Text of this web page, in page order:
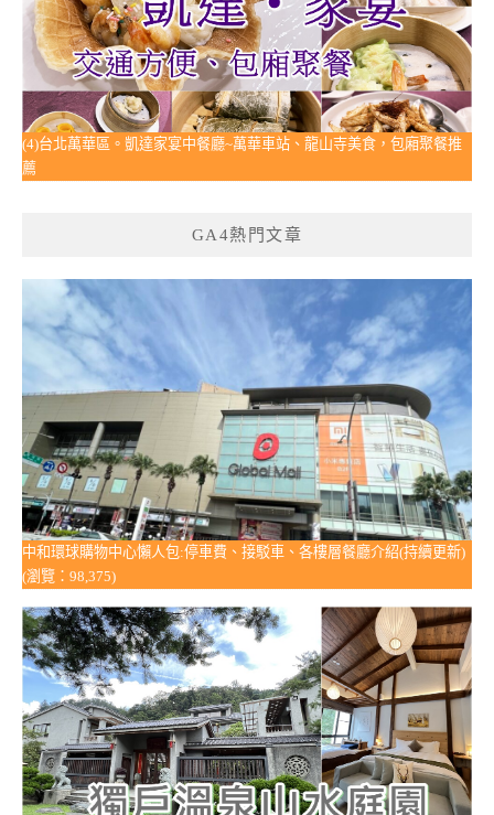
(4)台北萬華區。凱達家宴中餐廳~萬華車站、龍山寺美食，包廂聚餐推
薦
GA4熱門文章
中和環球購物中心懶人包:停車費、接駁車、各樓層餐廳介紹(持續更新)
(瀏覽：98,375)